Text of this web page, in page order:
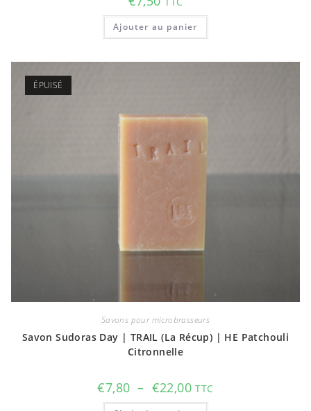
Ajouter au panier
ÉPUISÉ
Savons pour microbrasseurs
Savon Sudoras Day | TRAIL (La Récup) | HE Patchouli
Citronnelle
€7,80 – €22,00Plage
de
prix :
TTC
Ce